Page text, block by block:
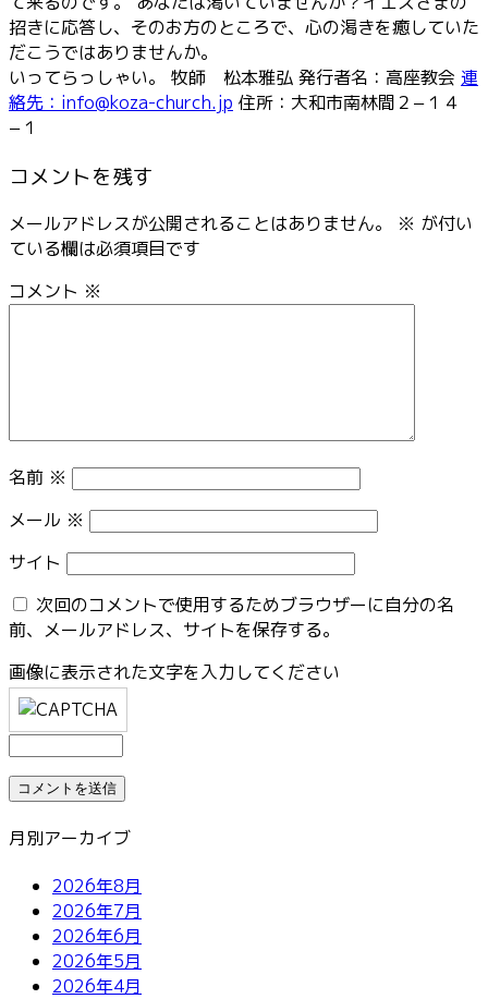
招きに応答し、そのお方のところで、心の渇きを癒していた
だこうではありませんか。
いってらっしゃい。 牧師 松本雅弘 発行者名：高座教会 連
絡先：info@koza-church.jp 住所：大和市南林間２−１４
−１
コメントを残す
メールアドレスが公開されることはありません。 ※ が付い
ている欄は必須項目です
コメント ※
名前 ※
メール ※
サイト
次回のコメントで使用するためブラウザーに自分の名
前、メールアドレス、サイトを保存する。
画像に表示された文字を入力してください
月別アーカイブ
2026年8月
2026年7月
2026年6月
2026年5月
2026年4月